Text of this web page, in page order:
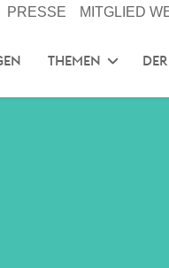
PRESSE MITGLIED
THEMEN